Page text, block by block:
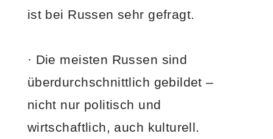
ist bei Russen sehr gefragt.
· Die meisten Russen sind
überdurchschnittlich gebildet –
nicht nur politisch und
wirtschaftlich, auch kulturell.